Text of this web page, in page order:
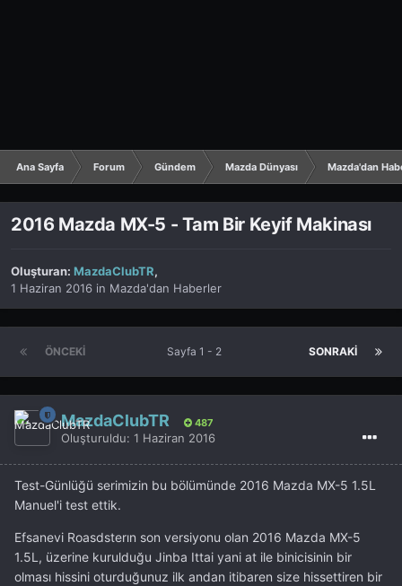
Ana Sayfa Forum Gündem Mazda Dünyası Mazda'dan
2016 Mazda MX-5 - Tam Bir Keyif Makinası
Oluşturan: MazdaClubTR,
1 Haziran 2016 in Mazda'dan Haberler
ÖNCEKI SONRAKI
Sayfa 1 - 2
MazdaClubTR 487
Oluşturuldu: 1 Haziran 2016
Test-Günlüğü serimizin bu bölümünde 2016 Mazda MX-5 1.5L
Manuel'i test ettik.
Efsanevi Roasdsterın son versiyonu olan 2016 Mazda MX-5
1.5L, üzerine kurulduğu Jinba Ittai yani at ile binicisinin bir
olması hissini oturduğunuz ilk andan itibaren size hissettiren bir